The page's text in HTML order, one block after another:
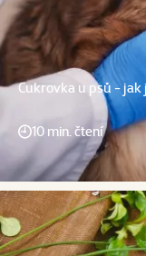
Cukrovka u psů - jak
10 min. čtení